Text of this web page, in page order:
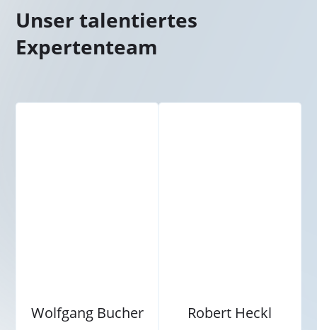
Unser talentiertes
Expertenteam
Wolfgang Bucher Robert Heckl